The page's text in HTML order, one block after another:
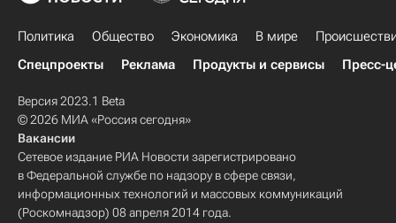
Политика Общество Экономика В мире
Спецпроекты
Реклама Продукты и сервисы Пресс-
Версия 2023.1 Beta
© 2026 МИА «Россия сегодня»
Вакансии
Сетевое издание РИА Новости зарегистрировано
в Федеральной службе по надзору в сфере связи,
информационных технологий и массовых коммуникаций
(Роскомнадзор) 08 апреля 2014 года.